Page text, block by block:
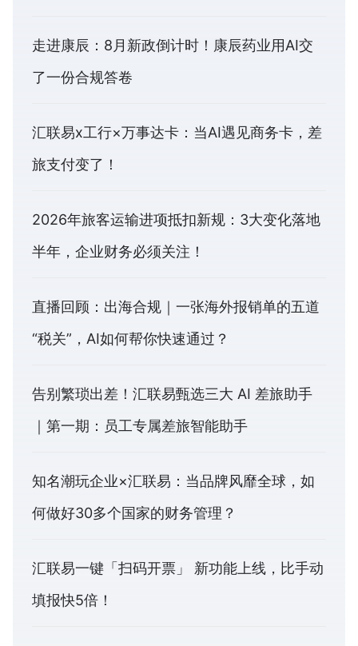
走进康辰：8月新政倒计时！康辰药业用AI交
了一份合规答卷
汇联易x工行×万事达卡：当AI遇见商务卡，差
旅支付变了！
2026年旅客运输进项抵扣新规：3大变化落地
半年，企业财务必须关注！
直播回顾：出海合规｜一张海外报销单的五道
“税关”，AI如何帮你快速通过？
告别繁琐出差！汇联易甄选三大 AI 差旅助手
｜第一期：员工专属差旅智能助手
知名潮玩企业×汇联易：当品牌风靡全球，如
何做好30多个国家的财务管理？
汇联易一键「扫码开票」 新功能上线，比手动
填报快5倍！